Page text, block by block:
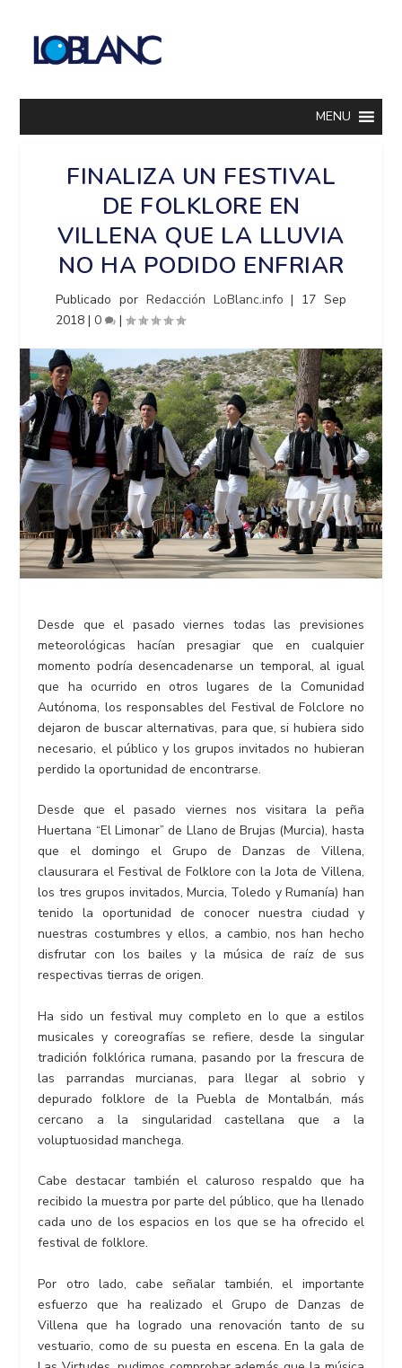
MENU
FINALIZA UN FESTIVAL
DE FOLKLORE EN
VILLENA QUE LA LLUVIA
NO HA PODIDO ENFRIAR
Publicado por Redacción LoBlanc.info | 17 Sep
2018 |0 |
Desde que el pasado viernes todas las previsiones
meteorológicas hacían presagiar que en cualquier
momento podría desencadenarse un temporal, al igual
que ha ocurrido en otros lugares de la Comunidad
Autónoma, los responsables del Festival de Folclore no
dejaron de buscar alternativas, para que, si hubiera sido
necesario, el público y los grupos invitados no hubieran
perdido la oportunidad de encontrarse.
Desde que el pasado viernes nos visitara la peña
Huertana “El Limonar” de Llano de Brujas (Murcia), hasta
que el domingo el Grupo de Danzas de Villena,
clausurara el Festival de Folklore con la Jota de Villena,
los tres grupos invitados, Murcia, Toledo y Rumanía) han
tenido la oportunidad de conocer nuestra ciudad y
nuestras costumbres y ellos, a cambio, nos han hecho
disfrutar con los bailes y la música de raíz de sus
respectivas tierras de origen.
Ha sido un festival muy completo en lo que a estilos
musicales y coreografías se refiere, desde la singular
tradición folklórica rumana, pasando por la frescura de
las parrandas murcianas, para llegar al sobrio y
depurado folklore de la Puebla de Montalbán, más
cercano a la singularidad castellana que a la
voluptuosidad manchega.
Cabe destacar también el caluroso respaldo que ha
recibido la muestra por parte del público, que ha llenado
cada uno de los espacios en los que se ha ofrecido el
festival de folklore.
Por otro lado, cabe señalar también, el importante
esfuerzo que ha realizado el Grupo de Danzas de
Villena que ha logrado una renovación tanto de su
vestuario, como de su puesta en escena. En la gala de